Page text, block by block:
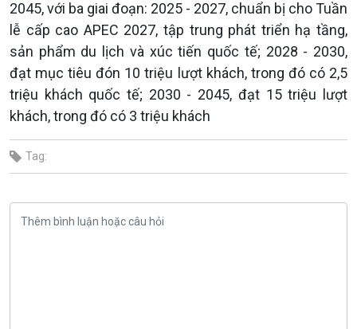
2045, với ba giai đoạn: 2025 - 2027, chuẩn bị cho Tuần
lễ cấp cao APEC 2027, tập trung phát triển hạ tầng,
sản phẩm du lịch và xúc tiến quốc tế; 2028 - 2030,
đạt mục tiêu đón 10 triệu lượt khách, trong đó có 2,5
triệu khách quốc tế; 2030 - 2045, đạt 15 triệu lượt
khách, trong đó có 3 triệu khách
Tag: